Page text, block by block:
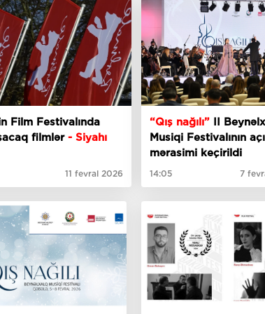
Film Festivalında
filmlər - Siyahı
11 fevral 2026
“Qış nağılı”II
Musiqi Festivalının
mərasimi keçirildi
14:05 7